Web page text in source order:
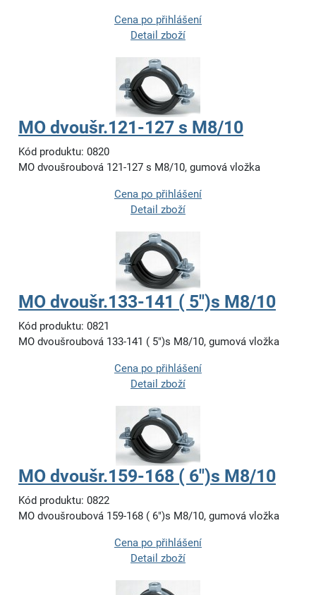
Cena po přihlášení
Detail zboží
MO dvoušr.121-127 s M8/10
Kód produktu: 0820
MO dvoušroubová 121-127 s M8/10, gumová vložka
Cena po přihlášení
Detail zboží
MO dvoušr.133-141 ( 5")s M8/10
Kód produktu: 0821
MO dvoušroubová 133-141 ( 5")s M8/10, gumová vložka
Cena po přihlášení
Detail zboží
MO dvoušr.159-168 ( 6")s M8/10
Kód produktu: 0822
MO dvoušroubová 159-168 ( 6")s M8/10, gumová vložka
Cena po přihlášení
Detail zboží